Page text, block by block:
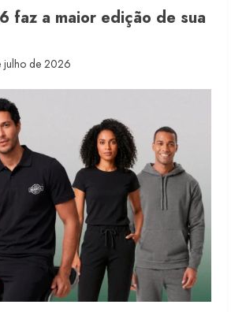
faz a maior edição de sua
julho de 2026
vende US$63,7 bilhões em
licenciados
6 de agosto de 2026
Caixeta assume Movimento
de Algodão
5 de agosto de 2026